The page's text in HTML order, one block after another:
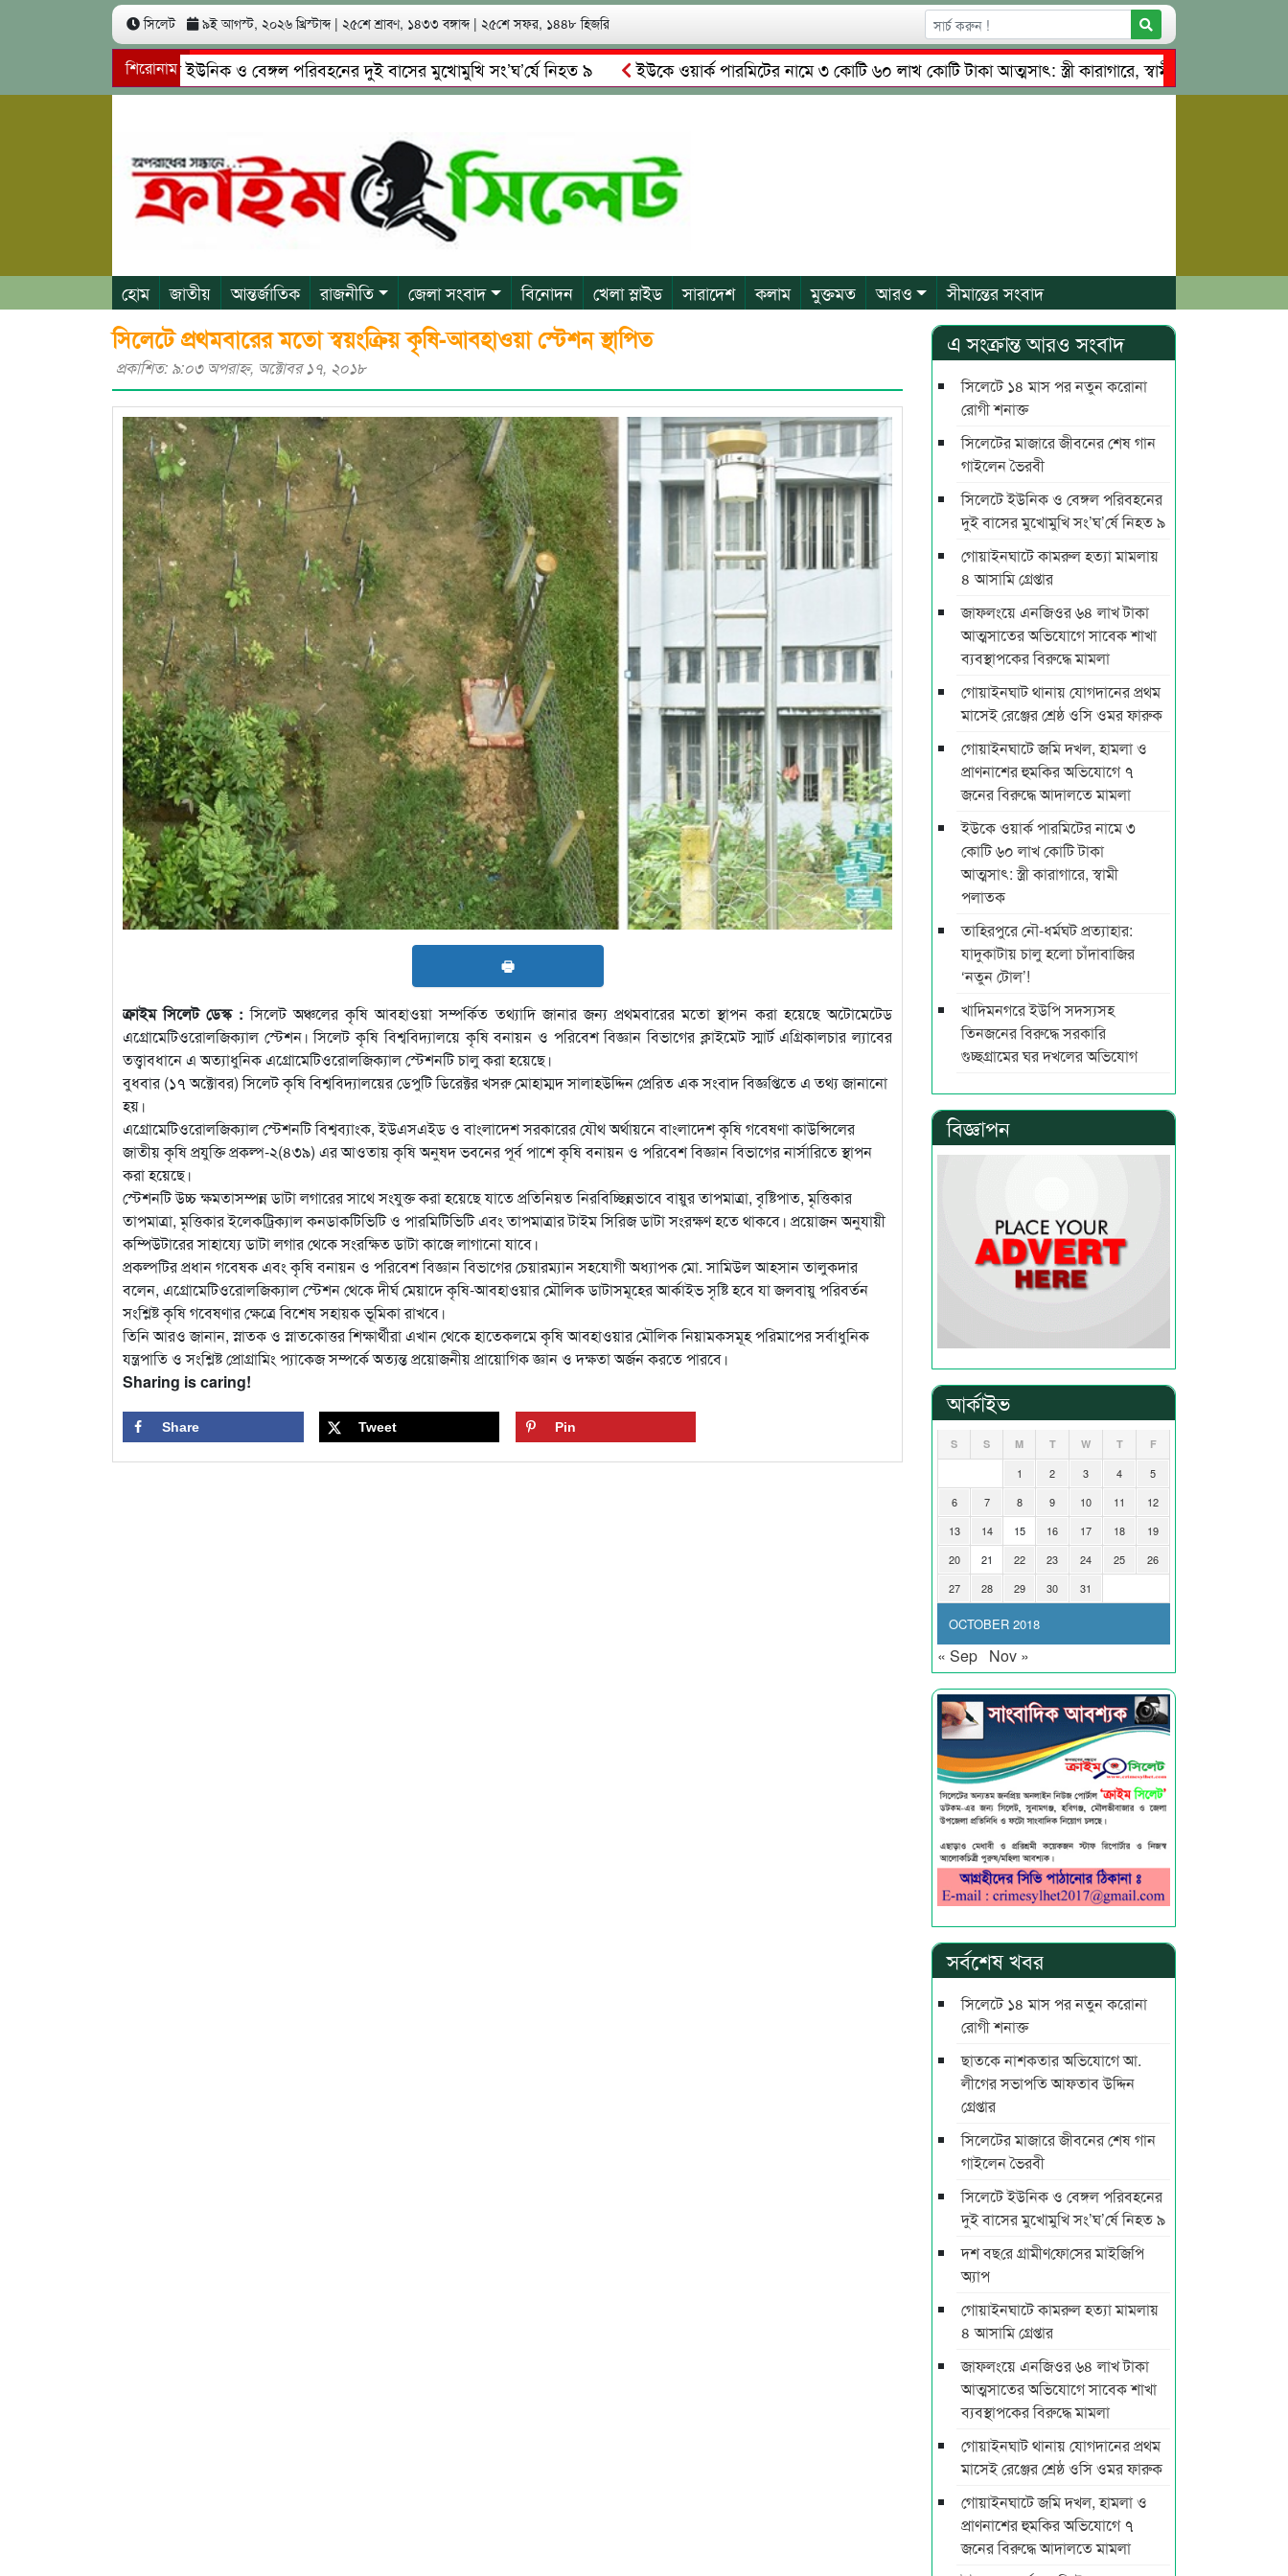
সিলেট ৯ই আগস্ট, ২০২৬ খ্রিস্টাব্দ | ২৫শে শ্রাবণ, ১৪৩৩ বঙ্গাব্দ | ২৫শে সফর, ১৪৪৮ হিজরি
শিরোনাম
সিলেটে ইউনিক ও বেঙ্গল পরিবহনের দুই বাসের মুখোমুখি সং’ঘ’র্ষে নিহত ৯ ইউকে ওয়ার্ক পারমিটের নামে ৩ কোটি ৬০ লাখ কোটি টাকা আত্মসাৎ: স্ত্রী কারাগারে, স্বামী পলাতক
গোয়াইনঘাটে প্রেমের ফাঁদে তরুণী পাচার: মাদকাসক্ত রিমালকে গ্রেপ্তারের দাবি স্থানীয়দের
গোয়াইনঘাটে আলিম উদ্দিনের নেতৃত্বে চাঁদাবাজি ও শ্রমিকদের মারধর নগরীতে কোটি টাকার
হোম জাতীয় আন্তর্জাতিক রাজনীতি জেলা সংবাদ বিনোদন খেলা স্লাইড সারাদেশ কলাম মুক্তমত আরও সীমান্তের সংবাদ
সিলেটে প্রথমবারের মতো স্বয়ংক্রিয় কৃষি-আবহাওয়া স্টেশন স্থাপিত
প্রকাশিত: ৯:০৩ অপরাহ্ণ, অক্টোবর ১৭, ২০১৮
🖶
ক্রাইম সিলেট ডেস্ক : সিলেট অঞ্চলের কৃষি আবহাওয়া সম্পর্কিত তথ্যাদি জানার জন্য প্রথমবারের মতো স্থাপন করা হয়েছে অটোমেটেড
এগ্রোমেটিওরোলজিক্যাল স্টেশন। সিলেট কৃষি বিশ্ববিদ্যালয়ে কৃষি বনায়ন ও পরিবেশ বিজ্ঞান বিভাগের ক্লাইমেট স্মার্ট এগ্রিকালচার ল্যাবের
তত্ত্বাবধানে এ অত্যাধুনিক এগ্রোমেটিওরোলজিক্যাল স্টেশনটি চালু করা হয়েছে।
বুধবার (১৭ অক্টোবর) সিলেট কৃষি বিশ্ববিদ্যালয়ের ডেপুটি ডিরেক্টর খসরু মোহাম্মদ সালাহউদ্দিন প্রেরিত এক সংবাদ বিজ্ঞপ্তিতে এ তথ্য জানানো
হয়।
এগ্রোমেটিওরোলজিক্যাল স্টেশনটি বিশ্বব্যাংক, ইউএসএইড ও বাংলাদেশ সরকারের যৌথ অর্থায়নে বাংলাদেশ কৃষি গবেষণা কাউন্সিলের
জাতীয় কৃষি প্রযুক্তি প্রকল্প-২(৪৩৯) এর আওতায় কৃষি অনুষদ ভবনের পূর্ব পাশে কৃষি বনায়ন ও পরিবেশ বিজ্ঞান বিভাগের নার্সারিতে স্থাপন
করা হয়েছে।
স্টেশনটি উচ্চ ক্ষমতাসম্পন্ন ডাটা লগারের সাথে সংযুক্ত করা হয়েছে যাতে প্রতিনিয়ত নিরবিচ্ছিন্নভাবে বায়ুর তাপমাত্রা, বৃষ্টিপাত, মৃত্তিকার
তাপমাত্রা, মৃত্তিকার ইলেকট্রিক্যাল কনডাকটিভিটি ও পারমিটিভিটি এবং তাপমাত্রার টাইম সিরিজ ডাটা সংরক্ষণ হতে থাকবে। প্রয়োজন অনুযায়ী
কম্পিউটারের সাহায্যে ডাটা লগার থেকে সংরক্ষিত ডাটা কাজে লাগানো যাবে।
প্রকল্পটির প্রধান গবেষক এবং কৃষি বনায়ন ও পরিবেশ বিজ্ঞান বিভাগের চেয়ারম্যান সহযোগী অধ্যাপক মো. সামিউল আহসান তালুকদার
বলেন, এগ্রোমেটিওরোলজিক্যাল স্টেশন থেকে দীর্ঘ মেয়াদে কৃষি-আবহাওয়ার মৌলিক ডাটাসমূহের আর্কাইভ সৃষ্টি হবে যা জলবায়ু পরিবর্তন
সংশ্লিষ্ট কৃষি গবেষণার ক্ষেত্রে বিশেষ সহায়ক ভূমিকা রাখবে।
তিনি আরও জানান, স্নাতক ও স্নাতকোত্তর শিক্ষার্থীরা এখান থেকে হাতেকলমে কৃষি আবহাওয়ার মৌলিক নিয়ামকসমূহ পরিমাপের সর্বাধুনিক
যন্ত্রপাতি ও সংশ্লিষ্ট প্রোগ্রামিং প্যাকেজ সম্পর্কে অত্যন্ত প্রয়োজনীয় প্রায়োগিক জ্ঞান ও দক্ষতা অর্জন করতে পারবে।
Sharing is caring!
Share Tweet Pin
এ সংক্রান্ত আরও সংবাদ
সিলেটে ১৪ মাস পর নতুন করোনা
রোগী শনাক্ত
সিলেটের মাজারে জীবনের শেষ গান
গাইলেন ভৈরবী
সিলেটে ইউনিক ও বেঙ্গল পরিবহনের
দুই বাসের মুখোমুখি সং’ঘ’র্ষে নিহত ৯
গোয়াইনঘাটে কামরুল হত্যা মামলায়
৪ আসামি গ্রেপ্তার
জাফলংয়ে এনজিওর ৬৪ লাখ টাকা
আত্মসাতের অভিযোগে সাবেক শাখা
ব্যবস্থাপকের বিরুদ্ধে মামলা
গোয়াইনঘাট থানায় যোগদানের প্রথম
মাসেই রেঞ্জের শ্রেষ্ঠ ওসি ওমর ফারুক
গোয়াইনঘাটে জমি দখল, হামলা ও
প্রাণনাশের হুমকির অভিযোগে ৭
জনের বিরুদ্ধে আদালতে মামলা
ইউকে ওয়ার্ক পারমিটের নামে ৩
কোটি ৬০ লাখ কোটি টাকা
আত্মসাৎ: স্ত্রী কারাগারে, স্বামী
পলাতক
তাহিরপুরে নৌ-ধর্মঘট প্রত্যাহার:
যাদুকাটায় চালু হলো চাঁদাবাজির
‘নতুন টোল’!
খাদিমনগরে ইউপি সদস্যসহ
তিনজনের বিরুদ্ধে সরকারি
গুচ্ছগ্রামের ঘর দখলের অভিযোগ
বিজ্ঞাপন
আর্কাইভ
OCTOBER 2018
S S M T W T F
1 2 3 4
5
6
7 8 9 10 11
12
13
14 15 16 17 18
19
20
21 22 23 24 25
26
27
28 29 30 31
« Sep Nov »
সর্বশেষ খবর
সিলেটে ১৪ মাস পর নতুন করোনা
রোগী শনাক্ত
ছাতকে নাশকতার অভিযোগে আ.
লীগের সভাপ‌তি আফতাব উদ্দিন
গ্রেপ্তার
সিলেটের মাজারে জীবনের শেষ গান
গাইলেন ভৈরবী
সিলেটে ইউনিক ও বেঙ্গল পরিবহনের
দুই বাসের মুখোমুখি সং’ঘ’র্ষে নিহত ৯
দশ বছ‌রে গ্রামীণ‌ফো‌সের মাইজিপি
অ্যাপ
গোয়াইনঘাটে কামরুল হত্যা মামলায়
৪ আসামি গ্রেপ্তার
জাফলংয়ে এনজিওর ৬৪ লাখ টাকা
আত্মসাতের অভিযোগে সাবেক শাখা
ব্যবস্থাপকের বিরুদ্ধে মামলা
গোয়াইনঘাট থানায় যোগদানের প্রথম
মাসেই রেঞ্জের শ্রেষ্ঠ ওসি ওমর ফারুক
গোয়াইনঘাটে জমি দখল, হামলা ও
প্রাণনাশের হুমকির অভিযোগে ৭
জনের বিরুদ্ধে আদালতে মামলা